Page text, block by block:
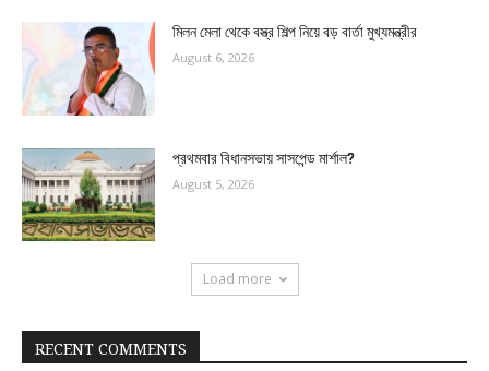
মিলন মেলা থেকে বস্ত্র শিল্প নিয়ে বড় বার্তা মুখ্যমন্ত্রীর
August 6, 2026
প্রথমবার বিধানসভায় সাসপেন্ড মার্শাল?
August 5, 2026
Load more
RECENT COMMENTS